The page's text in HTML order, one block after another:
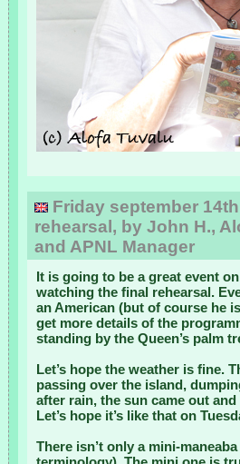
Friday september
rehearsal, by John H.,
and APNL Manager
It is going to be a great event
watching the final rehearsal.
an American (but of course he
get more details of the
standing by the Queen’s palm
Let’s hope the weather is fine.
passing over the island,
after rain, the sun came out
Let’s hope it’s like that on
There isn’t only a mini-